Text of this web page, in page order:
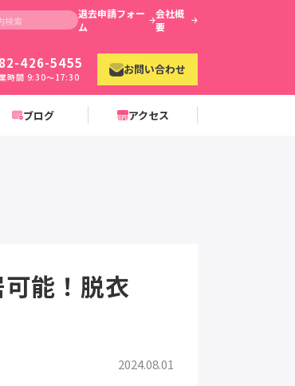
退去申請フォー
ム
会社概
要
426-5455
時間 9:30〜17:30
お問い合わせ
ブログ アクセス
能！脱衣
2024.08.01